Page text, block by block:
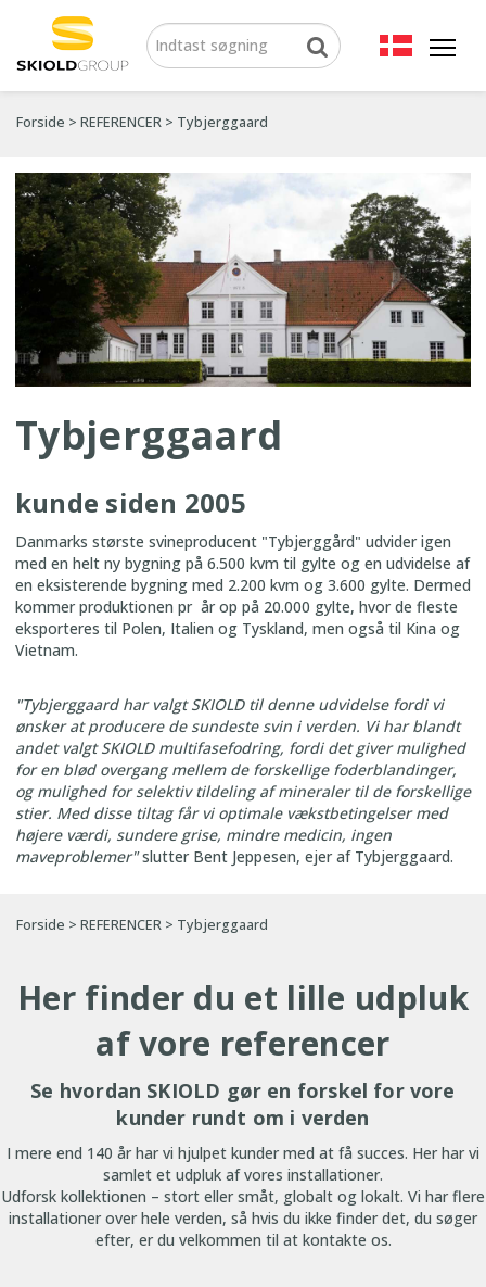
Forside > REFERENCER > Tybjerggaard
Tybjerggaard
kunde siden 2005
Danmarks største svineproducent "Tybjerggård" udvider igen
med en helt ny bygning på 6.500 kvm til gylte og en udvidelse af
en eksisterende bygning med 2.200 kvm og 3.600 gylte. Dermed
kommer produktionen pr år op på 20.000 gylte, hvor de fleste
eksporteres til Polen, Italien og Tyskland, men også til Kina og
Vietnam.
"Tybjerggaard har valgt SKIOLD til denne udvidelse fordi vi
ønsker at producere de sundeste svin i verden. Vi har blandt
andet valgt SKIOLD multifasefodring, fordi det giver mulighed
for en blød overgang mellem de forskellige foderblandinger,
og mulighed for selektiv tildeling af mineraler til de forskellige
stier. Med disse tiltag får vi optimale vækstbetingelser med
højere værdi, sundere grise, mindre medicin, ingen
maveproblemer"slutter Bent Jeppesen, ejer af Tybjerggaard.
Forside > REFERENCER > Tybjerggaard
Her finder du et lille udpluk
af vore referencer
Se hvordan SKIOLD gør en forskel for vore
kunder rundt om i verden
I mere end 140 år har vi hjulpet kunder med at få succes. Her har vi
samlet et udpluk af vores installationer.
Udforsk kollektionen – stort eller småt, globalt og lokalt. Vi har flere
installationer over hele verden, så hvis du ikke finder det, du søger
efter, er du velkommen til at kontakte os.